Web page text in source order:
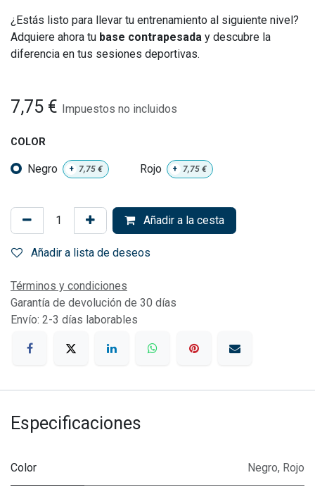
¿Estás listo para llevar tu entrenamiento al siguiente nivel?
Adquiere ahora tu base contrapesada y descubre la
diferencia en tus sesiones deportivas.
7,75 € Impuestos no incluidos
COLOR
Negro + 7,75 € Rojo + 7,75€
Añadir a la cesta
Añadir a lista de deseos
Términos y condiciones
Garantía de devolución de 30 días
Envío: 2-3 días laborables
Especificaciones
Color Negro, Rojo